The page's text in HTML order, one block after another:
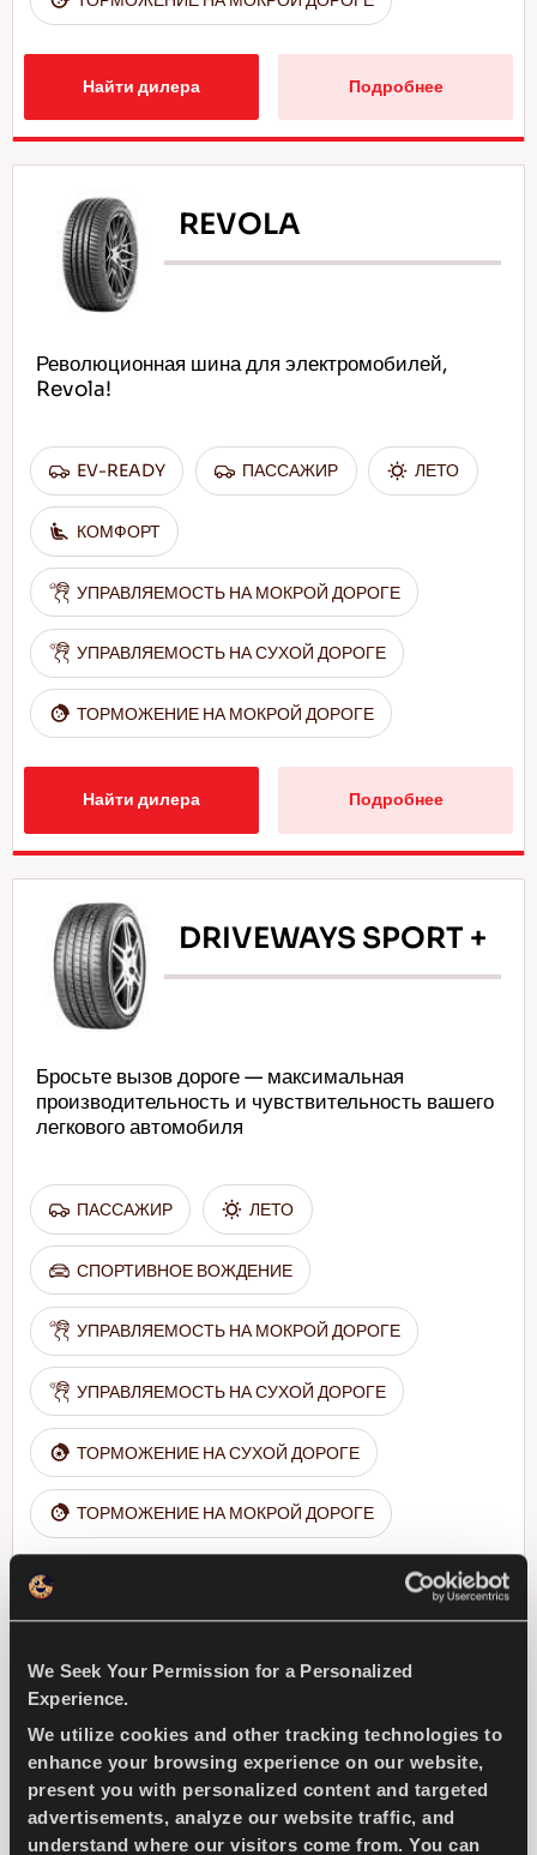
We Seek Your Permission for a Personalized
Experience.
We utilize cookies and other tracking technologies to
enhance your browsing experience on our website,
present you with personalized content and targeted
advertisements, analyze our website traffic, and
understand where our visitors come from. You can
Найти дилера Подробнее
REVOLA
Революционная шина для электромобилей,
Revola!
EV-READY ПАССАЖИР ЛЕТО
КОМФОРТ
УПРАВЛЯЕМОСТЬ НА МОКРОЙ ДОРОГЕ
УПРАВЛЯЕМОСТЬ НА СУХОЙ ДОРОГЕ
ТОРМОЖЕНИЕ НА МОКРОЙ ДОРОГЕ
Найти дилера Подробнее
DRIVEWAYS SPORT +
Бросьте вызов дороге — максимальная
производительность и чувствительность вашего
легкового автомобиля
ПАССАЖИР ЛЕТО
СПОРТИВНОЕ ВОЖДЕНИЕ
УПРАВЛЯЕМОСТЬ НА МОКРОЙ ДОРОГЕ
УПРАВЛЯЕМОСТЬ НА СУХОЙ ДОРОГЕ
ТОРМОЖЕНИЕ НА СУХОЙ ДОРОГЕ
ТОРМОЖЕНИЕ НА МОКРОЙ ДОРОГЕ
Подробнее
SNOWAYS 4